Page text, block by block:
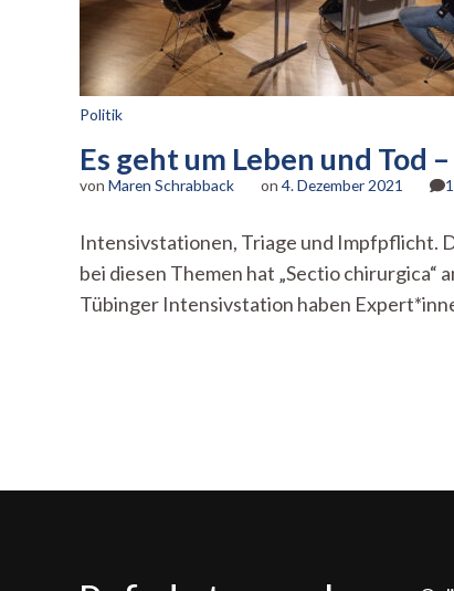
Politik
Es geht um Leben und Tod
von Maren Schrabback on 4. Dezember 2021
Intensivstationen, Triage und Impfpflicht.
bei diesen Themen hat „Sectio chirurgica“
Tübinger Intensivstation haben